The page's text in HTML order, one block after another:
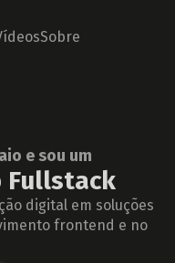
Sobre
e sou um
Fullstack
digital em soluções
frontend e no